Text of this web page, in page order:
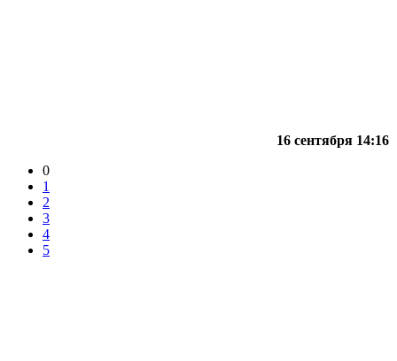
16 сентября 14:16
0
1
2
3
4
5